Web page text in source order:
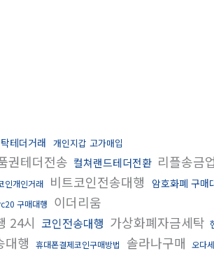
테더거래 개인지갑 고가매입
권테더전송 컬쳐랜드테더전환 리플송금
인개인거래 비트코인전송대행 암호화폐 구매
구매대행 이더리움
24시 코인전송대행 가상화폐자금세탁
행 휴대폰결제코인구매방법 솔라나구매 오다